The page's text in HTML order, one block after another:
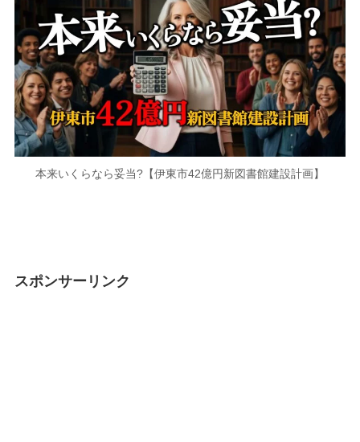
本来いくらなら妥当?【伊東市42億円新図書館建設計画】
スポンサーリンク